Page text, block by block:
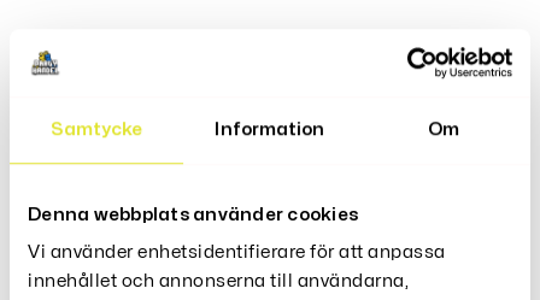
Samtycke Information Om
Denna webbplats använder cookies
Vi använder enhetsidentifierare för att anpassa
innehållet och annonserna till användarna,
Rea!